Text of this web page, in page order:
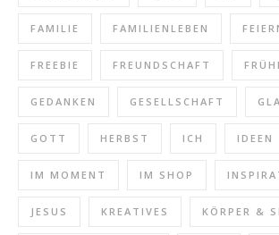
FAMILIE FAMILIENLEBEN
FREEBIE FREUNDSCHAFT
GEDANKEN GESELLSCHAFT
GOTT HERBST ICH IDEEN
IM MOMENT IM SHOP
JESUS KREATIVES KÖRPER &